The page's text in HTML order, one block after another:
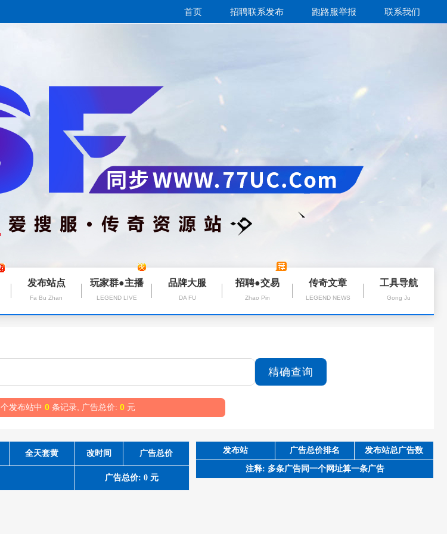
首页 招聘联系发布 跑路服举报 联系我们
发布站点
Fa Bu Zhan
玩家群●主播
LEGEND LIVE
品牌大服
DA FU
招聘●交易
Zhao Pin
传奇文章
LEGEND NEWS
工具导航
Gong Ju
个发布站中 0 条记录, 广告总价: 0 元
全天套黄 改时间 广告总价
广告总价: 0 元
发布站 广告总价排名 发布站总广告数
注释: 多条广告同一个网址算一条广告